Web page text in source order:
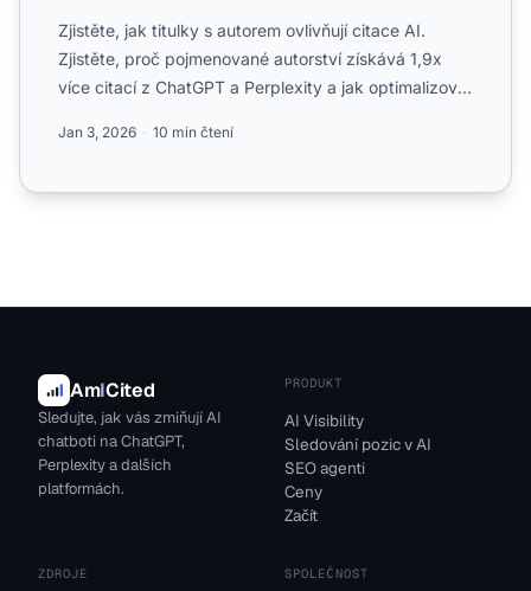
Zjistěte, jak titulky s autorem ovlivňují citace AI.
Zjistěte, proč pojmenované autorství získává 1,9x
více citací z ChatGPT a Perplexity a jak optimalizovat
Jan 3, 2026 10 min čtení
AmICited
Sledujte, jak vás zmiňují AI
chatboti na ChatGPT,
Perplexity a dalších
platformách.
PRODUKT
AI Visibility
Sledování pozic v AI
SEO agenti
Ceny
Začít
ZDROJE SPOLEČNOST